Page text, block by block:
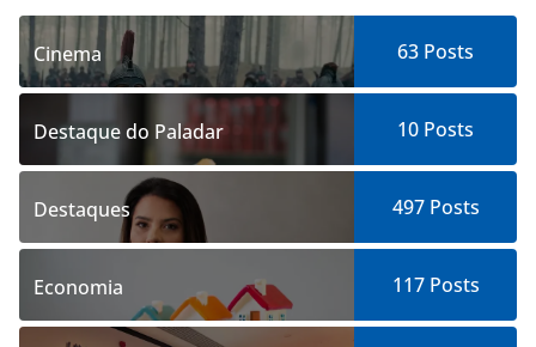
Cinema 63 Posts
Destaque do Paladar 10 Posts
Destaques 497Posts
Economia 117Posts